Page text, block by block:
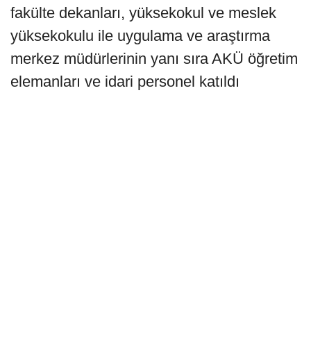
fakülte dekanları, yüksekokul ve meslek
yüksekokulu ile uygulama ve araştırma
merkez müdürlerinin yanı sıra AKÜ öğretim
elemanları ve idari personel katıldı